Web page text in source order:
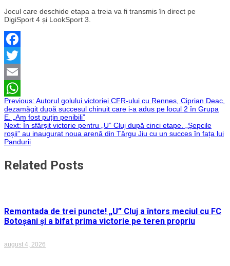
Jocul care deschide etapa a treia va fi transmis în direct pe
DigiSport 4 și LookSport 3.
Facebook
Twitter
Email
WhatsApp
Navigare
în
articole
Previous: Autorul golului victoriei CFR-ului cu Rennes, Ciprian Deac,
dezamăgit după succesul chinuit care i-a adus pe locul 2 în Grupa
E. „Am fost puțin penibili”
Next: În sfârșit victorie pentru „U” Cluj după cinci etape. „Șepcile
roșii” au inaugurat noua arenă din Târgu Jiu cu un succes în fața lui
Pandurii
Related Posts
Remontada de trei puncte! „U” Cluj a întors meciul cu FC
Botoșani și a bifat prima victorie pe teren propriu
august 4, 2026